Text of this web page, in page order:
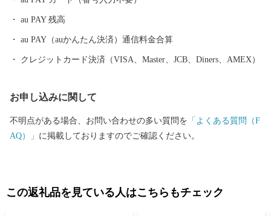
au PAY 残高
au PAY（auかんたん決済）通信料金合算
クレジットカード決済（VISA、Master、JCB、Diners、AMEX）
お申し込みに関して
不明点がある場合、お問い合わせの多い質問を 「よくある質問（F
AQ）」 に掲載しておりますのでご確認ください。
この返礼品を見ている人はこちらもチェック